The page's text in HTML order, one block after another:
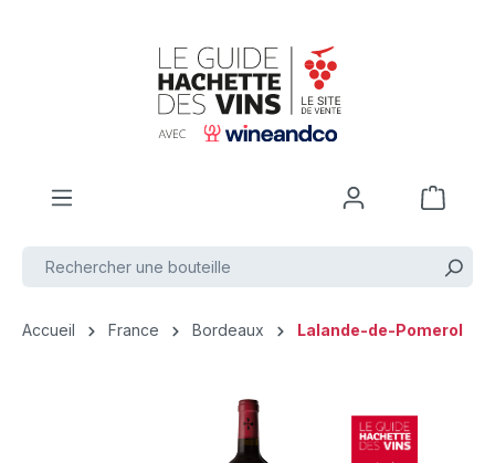
Accueil France Bordeaux Lalande-de-Pomerol